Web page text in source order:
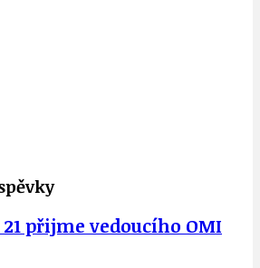
přijme vedoucího OMI